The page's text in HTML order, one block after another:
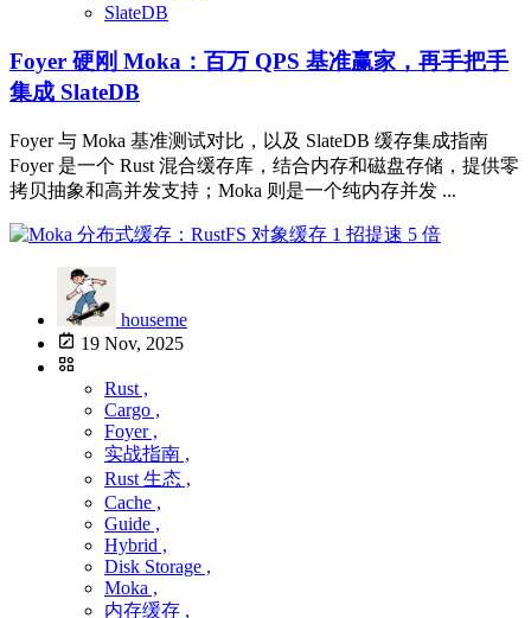
SlateDB
Foyer 硬刚 Moka：百万 QPS 基准赢家，再手把手
集成 SlateDB
Foyer 与 Moka 基准测试对比，以及 SlateDB 缓存集成指南
Foyer 是一个 Rust 混合缓存库，结合内存和磁盘存储，提供零
拷贝抽象和高并发支持；Moka 则是一个纯内存并发 ...
houseme
19 Nov, 2025
Rust ,
Cargo ,
Foyer ,
实战指南 ,
Rust 生态 ,
Cache ,
Guide ,
Hybrid ,
Disk Storage ,
Moka ,
内存缓存 ,